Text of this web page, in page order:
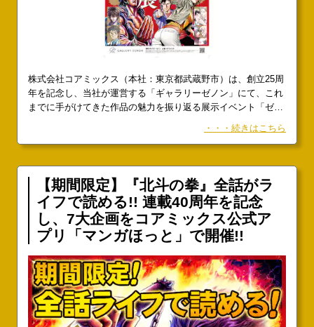
株式会社コアミックス（本社：東京都武蔵野市）は、創立25周
年を記念し、当社が運営する「ギャラリーゼノン」にて、これ
までに手がけてきた作品の魅力を振り返る展示イベント「ゼノ
ン原画展〜17の心が震えた瞬間〜『蒼天の拳』『エンジェル・
ハート』から『終末のワルキューレ』へ」を開催いたします。
本展示では、「週刊コミックバンチ（発行：新潮社／編集：コ
アミックス）」時代から現在の「月刊コミックゼノン」に至る
までの新旧17作品より
・・・続きはこちら
【期間限定】『北斗の拳』全話がラ
イフで読める!! 連載40周年を記念
し、7大企画をコアミックス公式ア
プリ「マンガほっと」で開催!!